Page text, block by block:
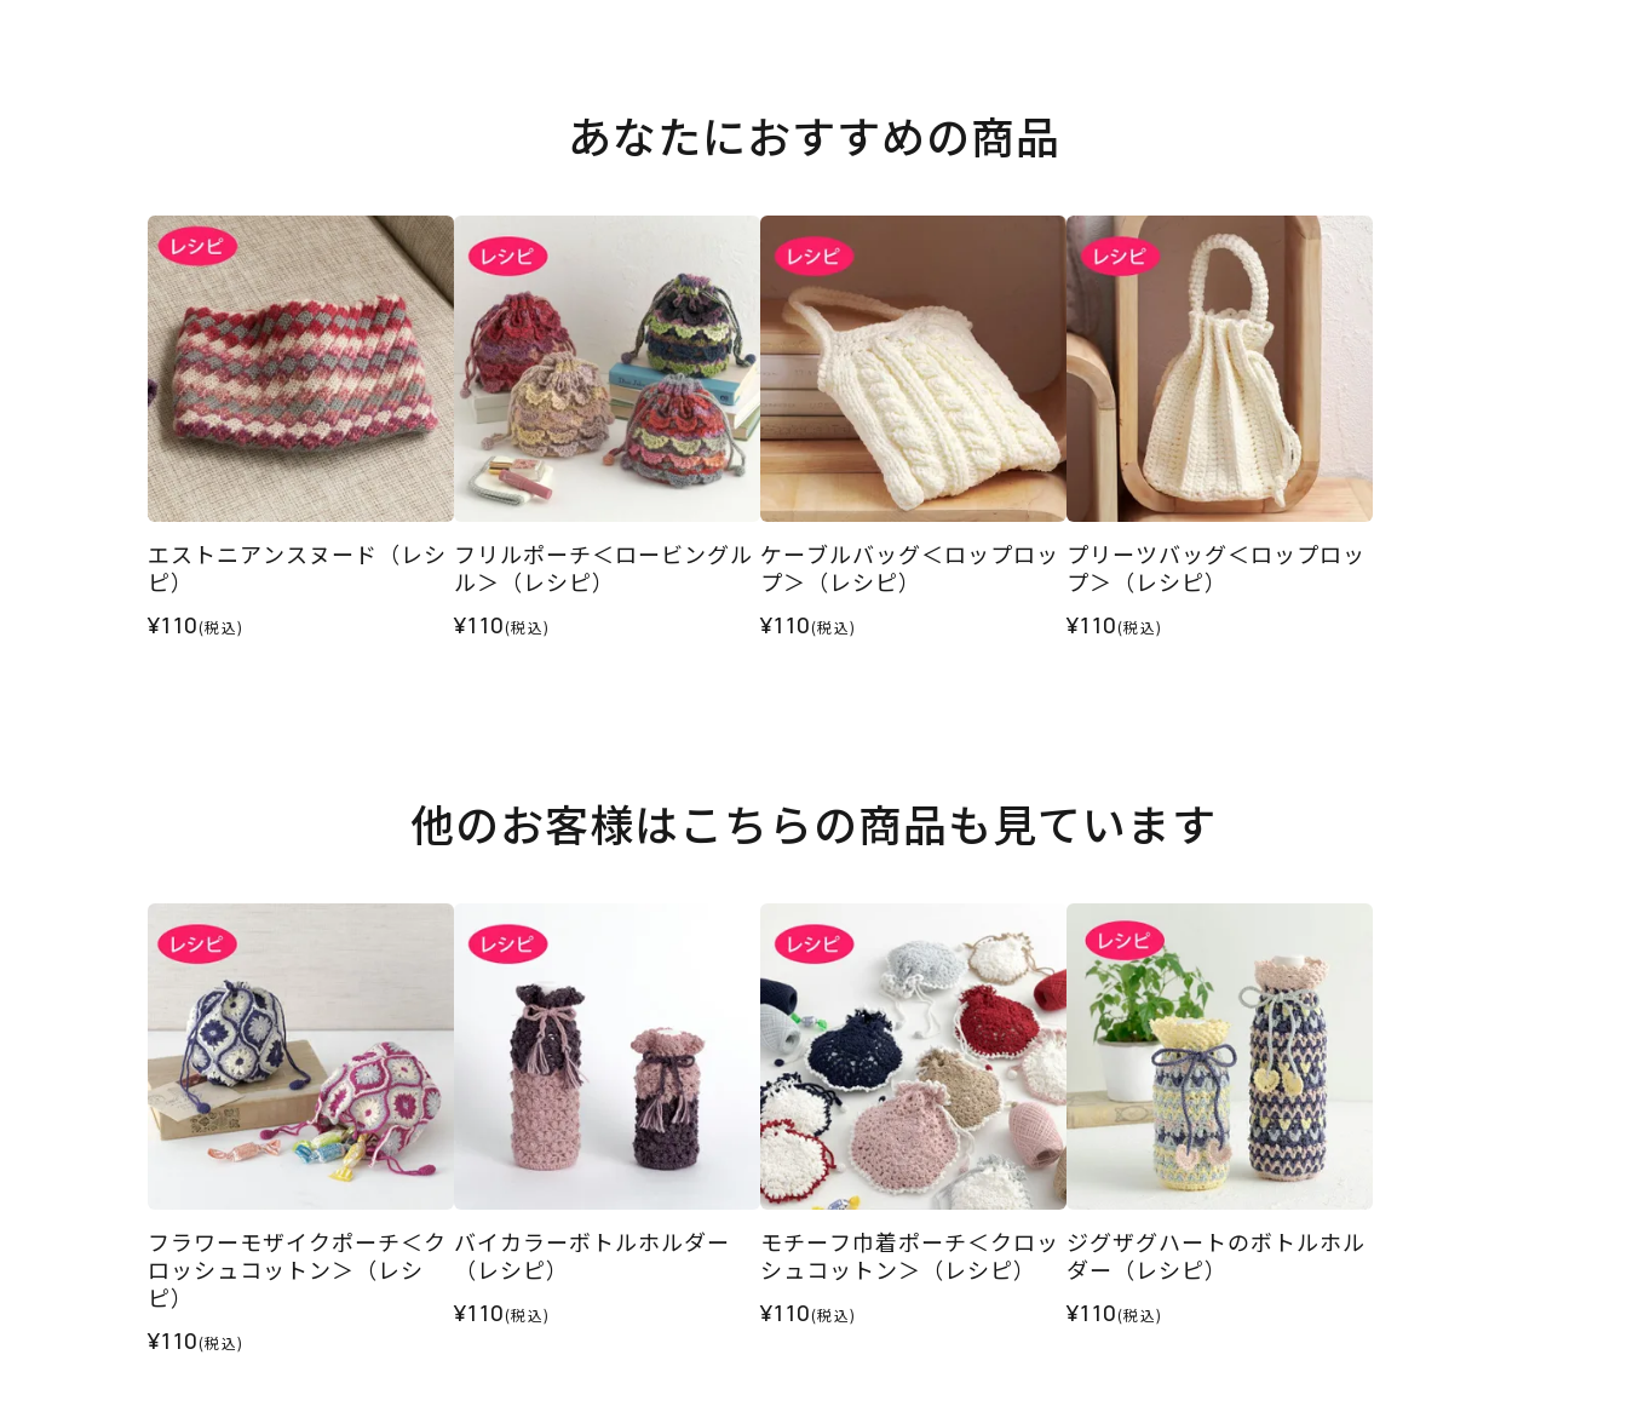
あなたにおすすめの商品
エストニアンスヌード（レシ
ピ）
¥110(税込)
フリルポーチ＜ロービングル
ル＞（レシピ）
¥110(税込)
ケーブルバッグ＜ロップロッ
プ＞（レシピ）
¥110(税込)
プリーツバッグ＜ロップロッ
プ＞（レシピ）
¥110(税込)
他のお客様はこちらの商品も見ています
フラワーモザイクポーチ＜ク
ロッシュコットン＞（レシ
ピ）
¥110(税込)
バイカラーボトルホルダー
（レシピ）
¥110(税込)
モチーフ巾着ポーチ＜クロッ
シュコットン＞（レシピ）
¥110(税込)
ジグザグハートのボトルホル
ダー（レシピ）
¥110(税込)